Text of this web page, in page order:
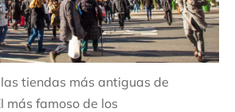
tiendas más antiguas de
más famoso de los